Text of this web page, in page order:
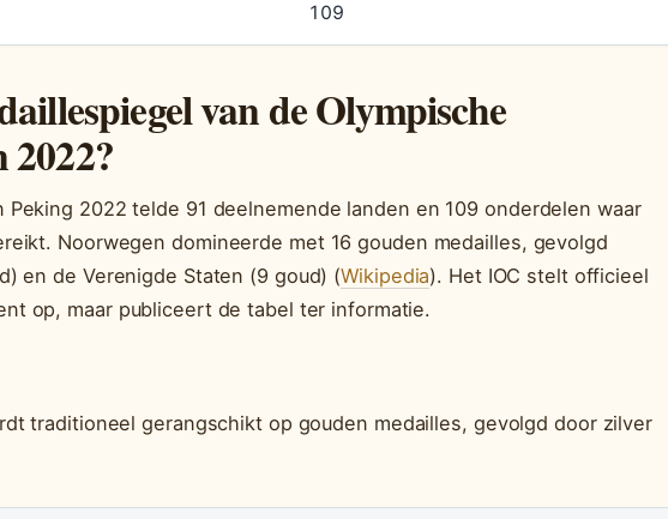
109
van de Olympische
Peking 2022 telde 91 deelnemende landen en 109 onderdelen waar
Noorwegen domineerde met 16 gouden medailles, gevolgd
en de Verenigde Staten (9 goud) (Wikipedia). Het IOC stelt officieel
op, maar publiceert de tabel ter informatie.
traditioneel gerangschikt op gouden medailles, gevolgd door zilver